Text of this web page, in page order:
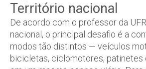
Território nacional
De acordo com o professor da
nacional, o principal desafio é a
modos tão distintos — veículos
bicicletas, ciclomotores,